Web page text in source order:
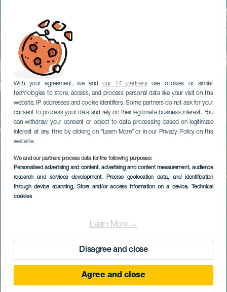
With your agreement, we andour 14 partnersuse cookies or similar
technologies to store, access, and process personal data like your visit on this
website, IP addresses and cookie identifiers. Some partners do not ask for your
consent to process your data and rely on their legitimate business interest. You
can withdraw your consent or object to data processing based on legitimate
interest at any time by clicking on “Learn More” or in our Privacy Policy on this
website.
We and our partners process data for the following purposes:
Personalised advertising and content, advertising and content measurement, audience
research and services development, Precise geolocation data, and identification
through device scanning, Store and/or access information on a device, Technical
cookies
Learn More →
Disagree and close
Agree and close